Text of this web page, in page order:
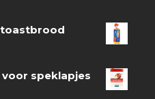
toastbrood
speklapjes